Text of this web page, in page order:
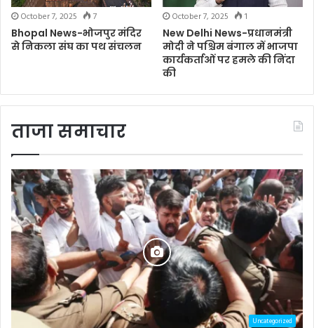
October 7, 2025
7
Bhopal News-भोजपुर मंदिर
से निकला संघ का पथ संचलन
October 7, 2025
1
New Delhi News-प्रधानमंत्री
मोदी ने पश्चिम बंगाल में भाजपा
कार्यकर्ताओं पर हमले की निंदा
की
ताजा समाचार
Uncategorized